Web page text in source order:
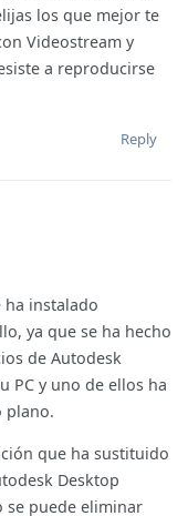
los que mejor te
Videostream y
a reproducirse
Reply
ha instalado
ya que se ha hecho
de Autodesk
PC y uno de ellos ha
plano.
que ha sustituido
Desktop
se puede eliminar